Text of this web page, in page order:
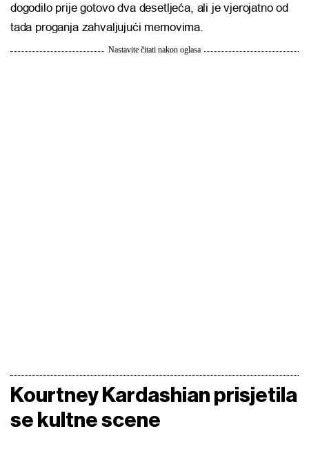
dogodilo prije gotovo dva desetljeća, ali je vjerojatno od
tada proganja zahvaljujući memovima.
Nastavite čitati nakon oglasa
Kourtney Kardashian prisjetila
se kultne scene